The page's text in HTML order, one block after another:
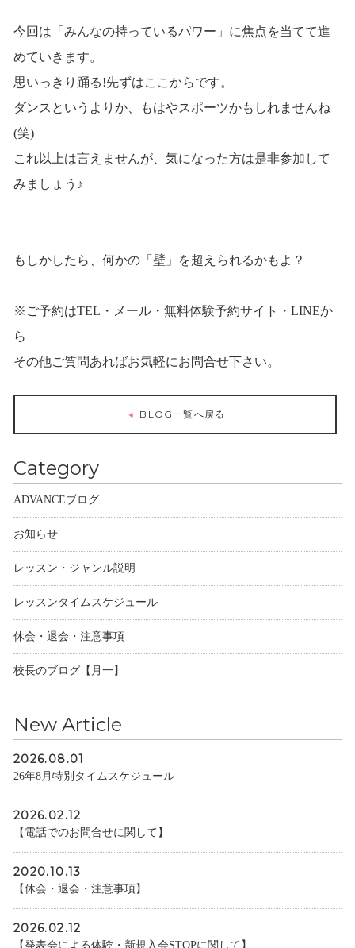
今回は「みんなの持っているパワー」に焦点を当てて進
めていきます。
思いっきり踊る!先ずはここからです。
ダンスというよりか、もはやスポーツかもしれませんね
(笑)
これ以上は言えませんが、気になった方は是非参加して
みましょう♪
もしかしたら、何かの「壁」を超えられるかもよ？
※ご予約はTEL・メール・無料体験予約サイト・LINEか
ら
その他ご質問あればお気軽にお問合せ下さい。
BLOG一覧へ戻る
Category
ADVANCEブログ
お知らせ
レッスン・ジャンル説明
レッスンタイムスケジュール
休会・退会・注意事項
校長のブログ【月一】
New Article
2026.08.01
26年8月特別タイムスケジュール
2026.02.12
【電話でのお問合せに関して】
2020.10.13
【休会・退会・注意事項】
2026.02.12
【発表会による体験・新規入会STOPに関して】